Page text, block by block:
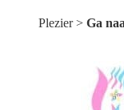
Plezier> Ga